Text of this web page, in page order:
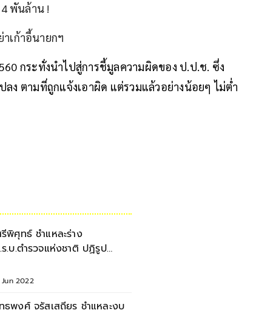
พันล้าน !
เก้าอี้นายกฯ
กระทั่งนำไปสู่การชี้มูลความผิดของ ป.ป.ช. ซึ่ง
ลง ตามที่ถูกแจ้งเอาผิด แต่รวมแล้วอย่างน้อยๆ ไม่ต่ำ
รีพิศุทธ์ ชำแหละร่าง
.บ.ตำรวจแห่งชาติ ปฏิรูป
Jun 2022
ธพงศ์ จรัสเสถียร ชำแหละงบ